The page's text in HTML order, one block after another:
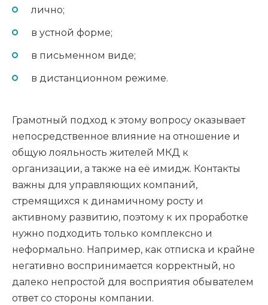
лично;
в устной форме;
в письменном виде;
в дистанционном режиме.
Грамотный подход к этому вопросу оказывает
непосредственное влияние на отношение и
общую лояльность жителей МКД к
организации, а также на её имидж. Контакты
важны для управляющих компаний,
стремящихся к динамичному росту и
активному развитию, поэтому к их проработке
нужно подходить только комплексно и
неформально. Например, как отписка и крайне
негативно воспринимается корректный, но
далеко непростой для восприятия обывателем
ответ со стороны компании.